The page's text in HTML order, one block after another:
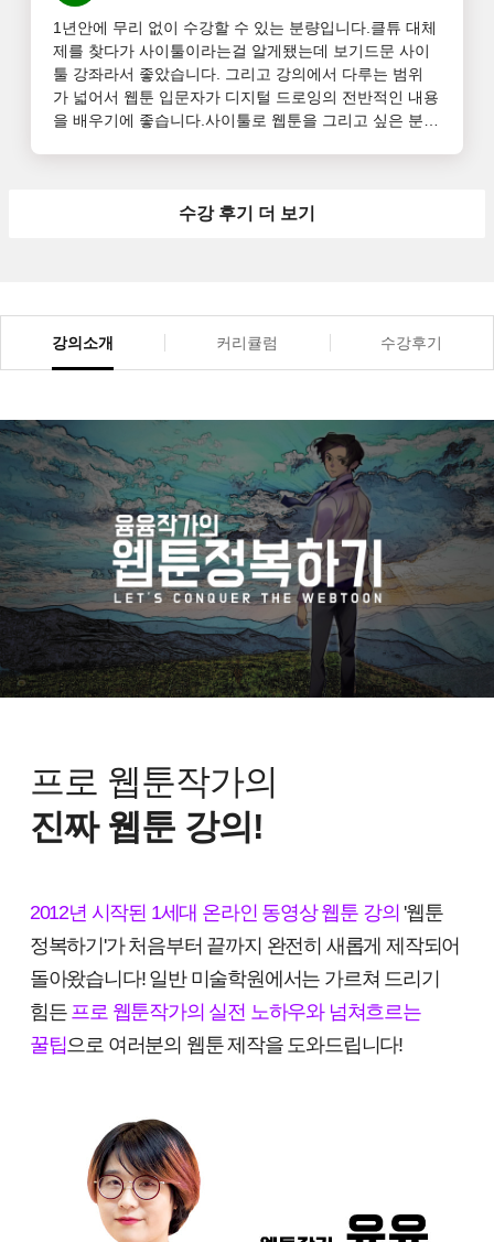
1년안에 무리 없이 수강할 수 있는 분량입니다.클튜 대체
제를 찾다가 사이툴이라는걸 알게됐는데 보기드문 사이
툴 강좌라서 좋았습니다. 그리고 강의에서 다루는 범위
가 넓어서 웹툰 입문자가 디지털 드로잉의 전반적인 내용
을 배우기에 좋습니다.사이툴로 웹툰을 그리고 싶은 분
수강 후기 더 보기
강의소개 커리큘럼 수강후기
프로 웹툰작가의
진짜 웹툰 강의!
2012년 시작된 1세대 온라인 동영상 웹툰 강의 '웹툰
정복하기'가 처음부터 끝까지 완전히 새롭게 제작되어
돌아왔습니다! 일반 미술학원에서는 가르쳐 드리기
힘든 프로 웹툰작가의 실전 노하우와 넘쳐흐르는
꿀팁으로 여러분의 웹툰 제작을 도와드립니다!